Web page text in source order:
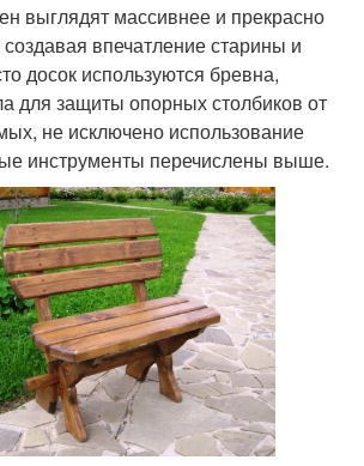
выглядят массивнее и прекрасно
создавая впечатление старины и
досок используются бревна,
для защиты опорных столбиков от
не исключено использование
инструменты перечислены выше.